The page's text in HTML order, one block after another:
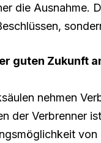
die Ausnahme.
guten Zukunft
nehmen
der Verbrenner